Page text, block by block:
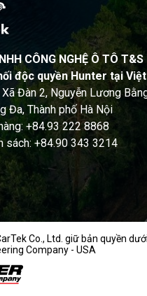
CÔNG NGHỆ Ô TÔ T&S
độc quyền Hunter tại
Đàn 2, Nguyễn Lương
Đa, Thành phố Hà Nội
+84.93 222 8868
sách: +84.90 343 3214
Co., Ltd. giữ bản quyền
Company - USA